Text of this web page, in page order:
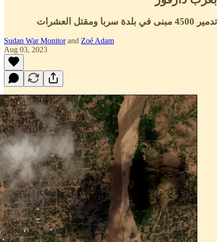
تدمير 4500 مبنى في بلدة سربا ومقتل العشرات
Sudan War Monitorand Zoé Adam
Aug 03, 2023